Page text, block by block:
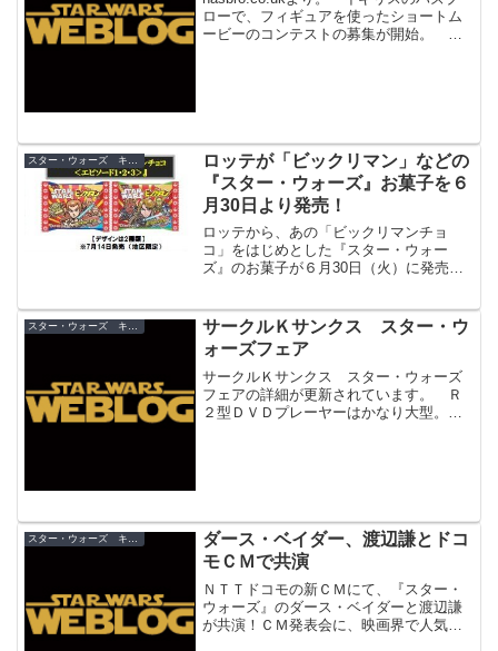
ローで、フィギュアを使ったショートム
ービーのコンテストの募集が開始。 規
スター・ウォーズ キャンペーン
ロッテが「ビックリマン」などの
『スター・ウォーズ』お菓子を６
月30日より発売！
ロッテから、あの「ビックリマンチョ
コ」をはじめとした『スター・ウォー
ズ』のお菓子が６月30日（火）に発売さ
＞と、＜エピソード１・２・３＞の２種
類。この他、『スター・ウォーズ』デザ
インのガムやタブレット菓子を発売。
スター・ウォーズ キャンペーン
サークルＫサンクス スター・ウ
ォーズフェア
サークルＫサンクス スター・ウォーズ
フェアの詳細が更新されています。 Ｒ
２型ＤＶＤプレーヤーはかなり大型。Ｍ
スター・ウォーズ キャンペーン
ダース・ベイダー、渡辺謙とドコ
モＣＭで共演
ＮＴＴドコモの新ＣＭにて、『スター・
ウォーズ』のダース・ベイダーと渡辺謙
が共演！ＣＭ発表会に、映画界で人気の